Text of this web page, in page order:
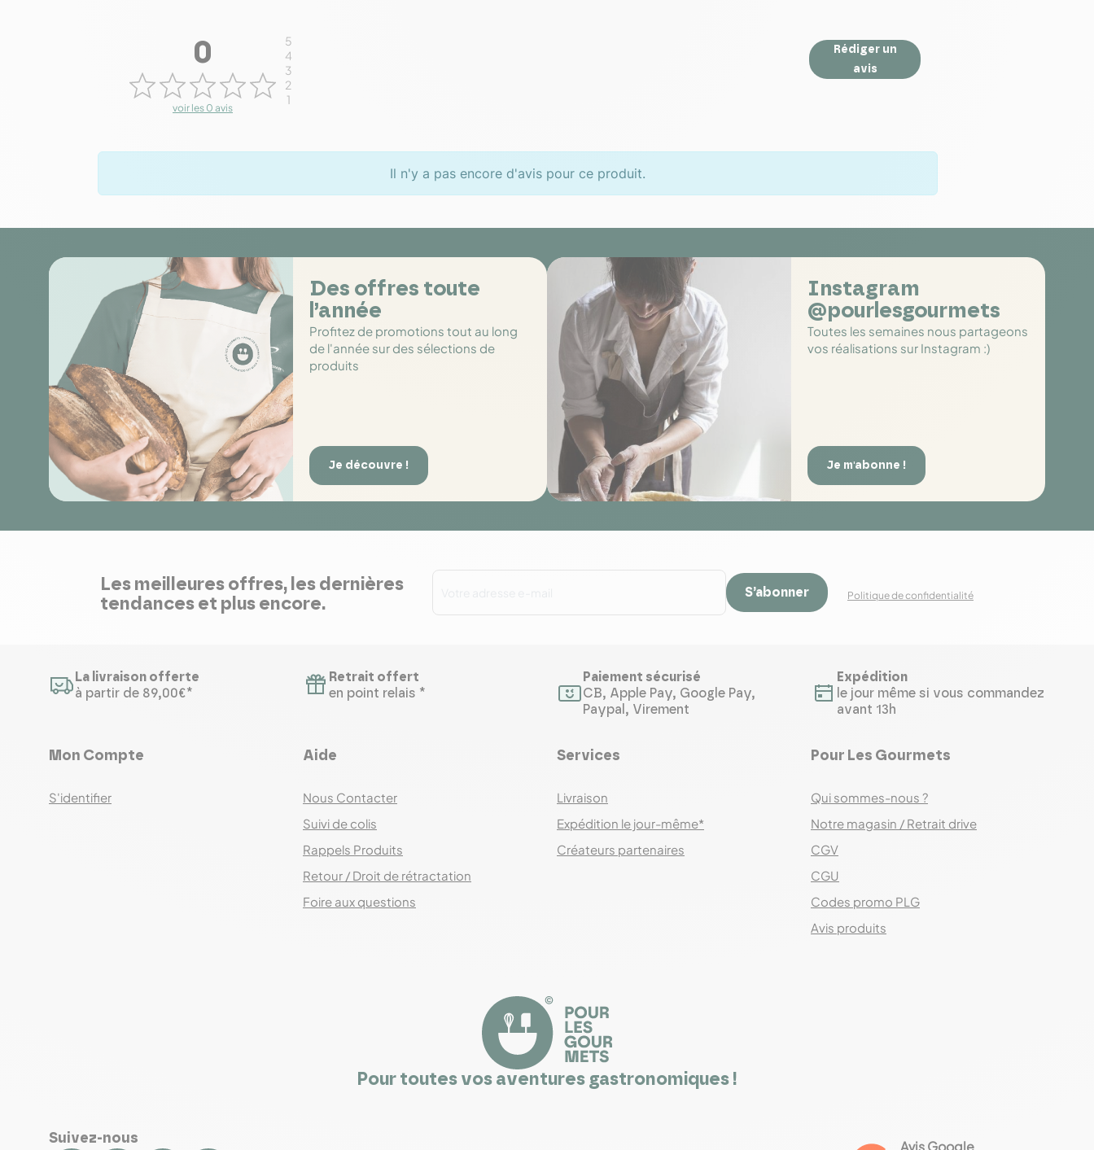
0
voir les 0 avis
5
4
3
2
1
Rédiger un
avis
Il n'y a pas encore d'avis pour ce produit.
Des offres toute
l’année
Profitez de promotions tout au long
de l'année sur des sélections de
produits
Je découvre !
Instagram
@pourlesgourmets
Toutes les semaines nous partageons
vos réalisations sur Instagram :)
Je m'abonne !
Les meilleures offres, les dernières
tendances et plus encore.
S’abonner Politique de confidentialité
La livraison offerte
à partir de 89,00€*
Retrait offert
en point relais *
Paiement sécurisé
CB, Apple Pay, Google Pay,
Paypal, Virement
Expédition
le jour même si vous commandez
avant 13h
Mon Compte
S'identifier
Aide
Nous Contacter
Suivi de colis
Rappels Produits
Retour / Droit de rétractation
Foire aux questions
Services
Livraison
Expédition le jour-même*
Créateurs partenaires
Pour Les Gourmets
Qui sommes-nous ?
Notre magasin / Retrait drive
CGV
CGU
Codes promo PLG
Avis produits
Pour toutes vos aventures gastronomiques !
Suivez-nous